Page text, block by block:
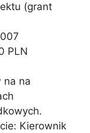
(grant
PLN
na na
Kierownik